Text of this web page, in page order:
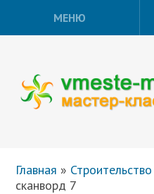
МЕНЮ
Главная » Строительство
сканворд 7